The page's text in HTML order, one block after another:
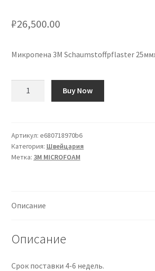
₽26,500.00
Микропена 3M Schaumstoffpflaster
Schaumstoffpflaster
25mmx5m
12
Buy Now
Артикул: e680718970b6
Категория: Швейцария
Метка: 3M MICROFOAM
Описание
Описание
Срок поставки 4-6 недель.